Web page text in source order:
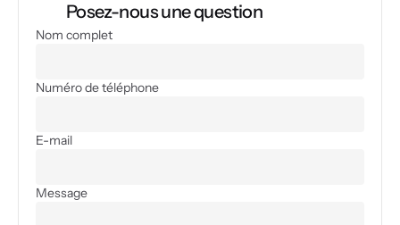
Posez-nous une question
Nom complet
Numéro de téléphone
E-mail
Message